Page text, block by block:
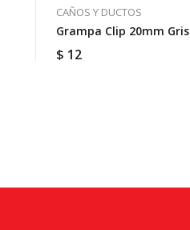
CAÑOS Y DUCTOS
Grampa Clip 20mm Gris
$ 12